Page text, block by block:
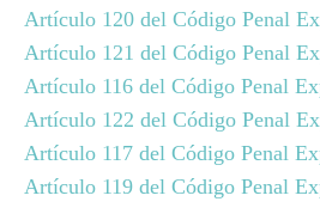
Artículo 120 del Código Penal
Artículo 121 del Código Penal
Artículo 116 del Código Penal
Artículo 122 del Código Penal
Artículo 117 del Código Penal
Artículo 119 del Código Penal